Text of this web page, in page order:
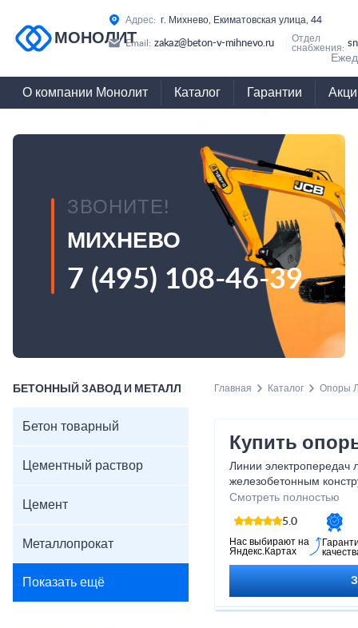
МОНОЛИТ
Адрес: г. Михнево, Екиматовская улица, 44
Email: zakaz@beton-v-mihnevo.ru
Отдел
снабжения:
О компании Монолит Каталог Гарантии
ЗВОНИТЕ!
МИХНЕВО
7 (495) 108-46-39
БЕТОННЫЙ ЗАВОД И МЕТАЛЛ
Бетон товарный
Цементный раствор
Цемент
Металлопрокат
Показать ещё
Главная Каталог Опоры
Купить
Линии электропередач
железобетонным
Михнево предлагает
приемлемой стоимости
Смотреть полностью
5.0
Нас выбирают на
Яндекс.Картах